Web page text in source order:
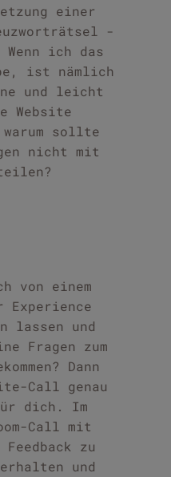
einer
-
ich das
ist nämlich
und leicht
Website
sollte
nicht mit
von einem
Experience
lassen und
Fragen zum
Dann
Call genau
dich. Im
Call mit
zu
und